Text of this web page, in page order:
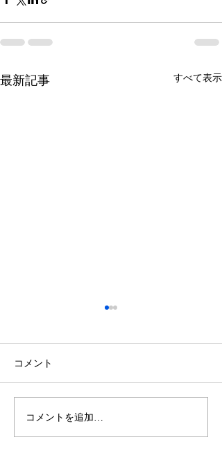
最新記事 すべて表示
【施工事例】木の温もり
溢れる新築住宅に「メト
コメント
コメントを追加…